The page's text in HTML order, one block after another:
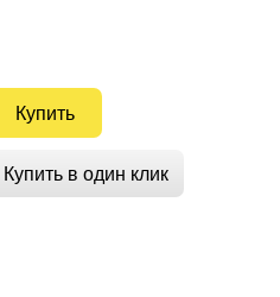
Купить
Купить в один клик